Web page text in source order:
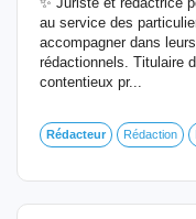
au service des
accompagner dans
rédactionnels. Titulaire
contentieux pr...
Rédacteur Rédaction